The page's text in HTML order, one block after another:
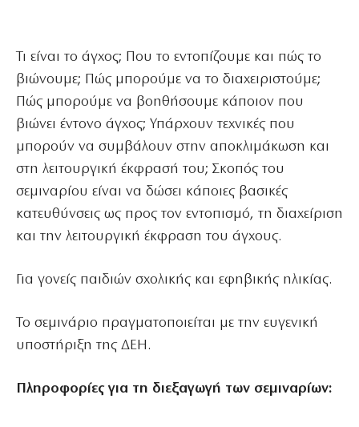
Τι είναι το άγχος; Που το εντοπίζουμε και πώς το
βιώνουμε; Πώς μπορούμε να το διαχειριστούμε;
Πώς μπορούμε να βοηθήσουμε κάποιον που
βιώνει έντονο άγχος; Υπάρχουν τεχνικές που
μπορούν να συμβάλουν στην αποκλιμάκωση και
στη λειτουργική έκφρασή του; Σκοπός του
σεμιναρίου είναι να δώσει κάποιες βασικές
κατευθύνσεις ως προς τον εντοπισμό, τη διαχείριση
και την λειτουργική έκφραση του άγχους.
Για γονείς παιδιών σχολικής και εφηβικής ηλικίας.
Το σεμινάριο πραγματοποιείται με την ευγενική
υποστήριξη της ΔΕΗ.
Πληροφορίες για τη διεξαγωγή των σεμιναρίων: